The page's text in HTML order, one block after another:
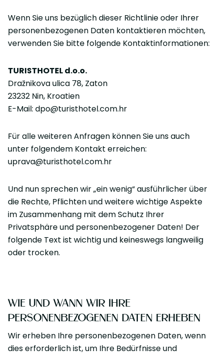
Wenn Sie uns bezüglich dieser Richtlinie oder Ihrer
personenbezogenen Daten kontaktieren möchten,
verwenden Sie bitte folgende Kontaktinformationen:
TURISTHOTEL d.o.o.
Dražnikova ulica 78, Zaton
23232 Nin, Kroatien
E-Mail: dpo@turisthotel.com.hr
Für alle weiteren Anfragen können Sie uns auch
unter folgendem Kontakt erreichen:
uprava@turisthotel.com.hr
Und nun sprechen wir „ein wenig“ ausführlicher über
die Rechte, Pflichten und weitere wichtige Aspekte
im Zusammenhang mit dem Schutz Ihrer
Privatsphäre und personenbezogener Daten! Der
folgende Text ist wichtig und keineswegs langweilig
oder trocken.
WIE UND WANN WIR IHRE
PERSONENBEZOGENEN DATEN ERHEBEN
Wir erheben Ihre personenbezogenen Daten, wenn
dies erforderlich ist, um Ihre Bedürfnisse und